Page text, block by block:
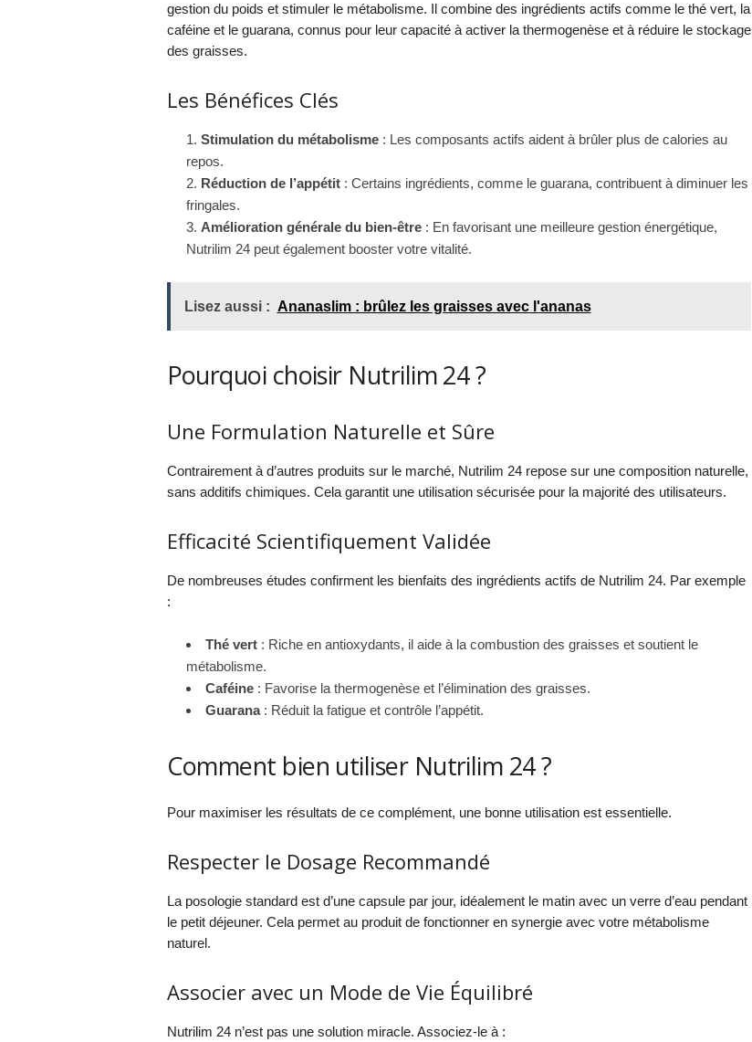
gestion du poids et stimuler le métabolisme. Il combine des ingrédients actifs comme le thé vert, la
caféine et le guarana, connus pour leur capacité à activer la thermogenèse et à réduire le stockage
des graisses.
Les Bénéfices Clés
Stimulation du métabolisme: Les composants actifs aident à brûler plus de calories au
repos.
Réduction de l’appétit: Certains ingrédients, comme le guarana, contribuent à diminuer les
fringales.
Amélioration générale du bien-être: En favorisant une meilleure gestion énergétique,
Nutrilim 24 peut également booster votre vitalité.
Lisez aussi : Ananaslim : brûlez les graisses avec l'ananas
Pourquoi choisir Nutrilim 24 ?
Une Formulation Naturelle et Sûre
Contrairement à d’autres produits sur le marché, Nutrilim 24 repose sur une composition naturelle,
sans additifs chimiques. Cela garantit une utilisation sécurisée pour la majorité des utilisateurs.
Efficacité Scientifiquement Validée
De nombreuses études confirment les bienfaits des ingrédients actifs de Nutrilim 24. Par exemple
:
Thé vert: Riche en antioxydants, il aide à la combustion des graisses et soutient le
métabolisme.
Caféine: Favorise la thermogenèse et l’élimination des graisses.
Guarana: Réduit la fatigue et contrôle l’appétit.
Comment bien utiliser Nutrilim 24 ?
Pour maximiser les résultats de ce complément, une bonne utilisation est essentielle.
Respecter le Dosage Recommandé
La posologie standard est d’une capsule par jour, idéalement le matin avec un verre d’eau pendant
le petit déjeuner. Cela permet au produit de fonctionner en synergie avec votre métabolisme
naturel.
Associer avec un Mode de Vie Équilibré
Nutrilim 24 n’est pas une solution miracle. Associez-le à :